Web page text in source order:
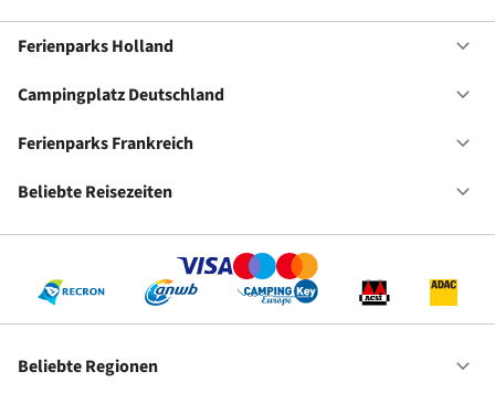
Ferienparks Holland
Campingplatz Deutschland
Ferienparks Frankreich
Beliebte Reisezeiten
Beliebte Regionen